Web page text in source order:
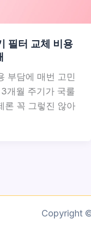
필터 교체 비용
부담에 매번 고민
개월 주기가 국룰
론 꼭 그렇진 않아
Copyright